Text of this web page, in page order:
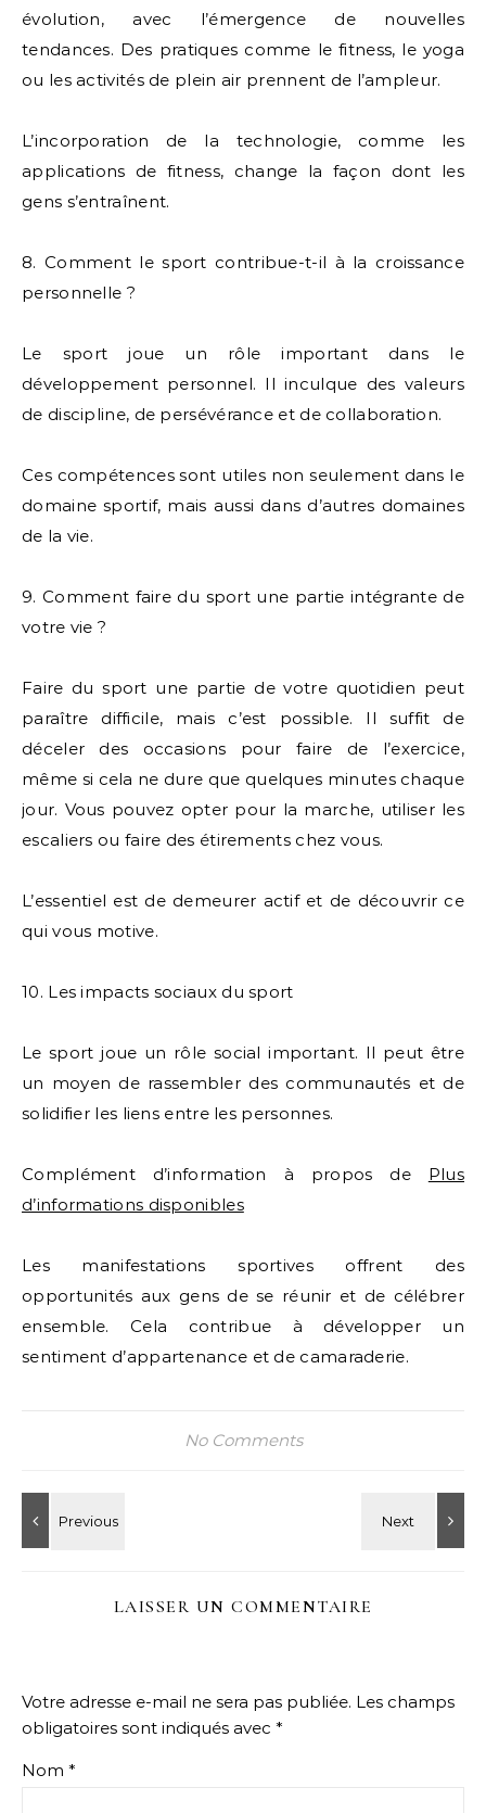
évolution, avec l’émergence de nouvelles
tendances. Des pratiques comme le fitness, le yoga
ou les activités de plein air prennent de l’ampleur.
L’incorporation de la technologie, comme les
applications de fitness, change la façon dont les
gens s’entraînent.
8. Comment le sport contribue-t-il à la croissance
personnelle ?
Le sport joue un rôle important dans le
développement personnel. Il inculque des valeurs
de discipline, de persévérance et de collaboration.
Ces compétences sont utiles non seulement dans le
domaine sportif, mais aussi dans d’autres domaines
de la vie.
9. Comment faire du sport une partie intégrante de
votre vie ?
Faire du sport une partie de votre quotidien peut
paraître difficile, mais c’est possible. Il suffit de
déceler des occasions pour faire de l’exercice,
même si cela ne dure que quelques minutes chaque
jour. Vous pouvez opter pour la marche, utiliser les
escaliers ou faire des étirements chez vous.
L’essentiel est de demeurer actif et de découvrir ce
qui vous motive.
10. Les impacts sociaux du sport
Le sport joue un rôle social important. Il peut être
un moyen de rassembler des communautés et de
solidifier les liens entre les personnes.
Complément d’information à propos de Plus
d’informations disponibles
Les manifestations sportives offrent des
opportunités aux gens de se réunir et de célébrer
ensemble. Cela contribue à développer un
sentiment d’appartenance et de camaraderie.
No Comments
LAISSER UN COMMENTAIRE
Votre adresse e-mail ne sera pas publiée. Les champs
obligatoires sont indiqués avec *
Nom *